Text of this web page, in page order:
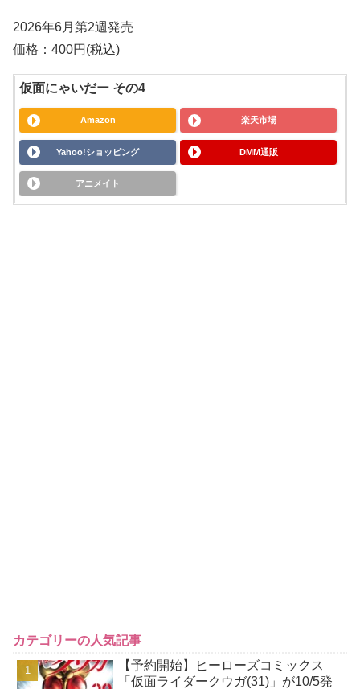
2026年6月第2週発売
価格：400円(税込)
仮面にゃいだー その4
Amazon 楽天市場
Yahoo!ショッピング DMM通販
アニメイト
カテゴリーの人気記事
【予約開始】ヒーローズコミックス
「仮面ライダークウガ(31)」が10/5発